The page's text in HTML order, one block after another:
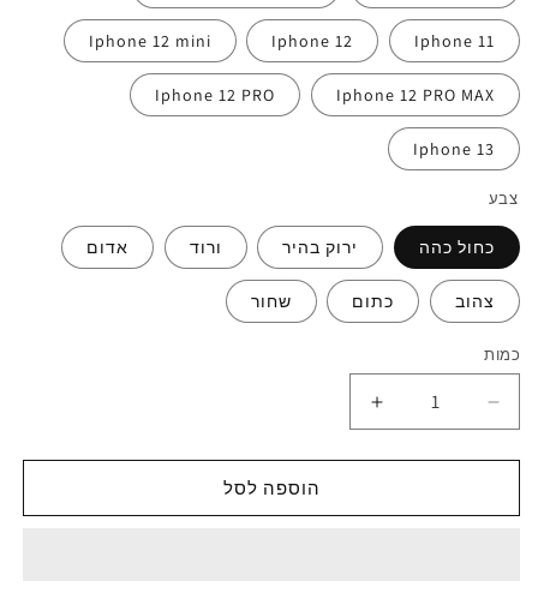
Iphone 11
Iphone 12
Iphone 12 mini
Iphone 12 PRO MAX
Iphone 12 PRO
Iphone 13
צבע
כחול כהה ירוק בהיר ורוד אדום
צהוב כתום שחור
כמות
הוספה לסל